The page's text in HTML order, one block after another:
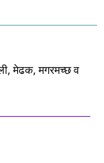
मेढक, मगरमच्छ व